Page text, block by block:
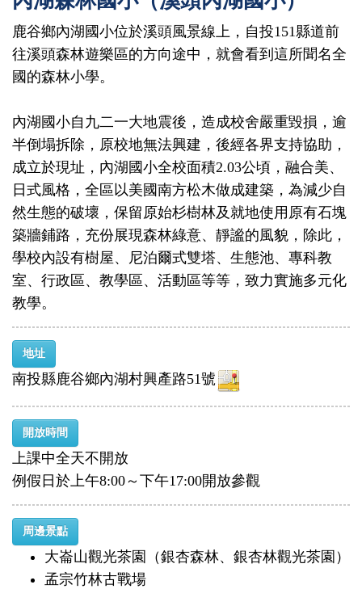
鹿谷鄉內湖國小位於溪頭風景線上，自投151縣道前
往溪頭森林遊樂區的方向途中，就會看到這所聞名全
國的森林小學。
內湖國小自九二一大地震後，造成校舍嚴重毀損，逾
半倒塌拆除，原校地無法興建，後經各界支持協助，
成立於現址，內湖國小全校面積2.03公頃，融合美、
日式風格，全區以美國南方松木做成建築，為減少自
然生態的破壞，保留原始杉樹林及就地使用原有石塊
築牆鋪路，充份展現森林綠意、靜謐的風貌，除此，
學校內設有樹屋、尼泊爾式雙塔、生態池、專科教
室、行政區、教學區、活動區等等，致力實施多元化
教學。
地址
南投縣鹿谷鄉內湖村興產路51號
開放時間
上課中全天不開放
例假日於上午8:00～下午17:00開放參觀
周邊景點
大崙山觀光茶園（銀杏森林、銀杏林觀光茶園）
孟宗竹林古戰場